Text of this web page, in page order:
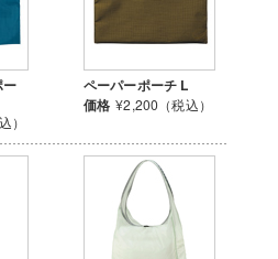
ー
）
ペーパーポーチ L
価格 ¥2,200（税込）